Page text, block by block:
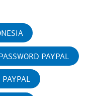
PAYPAL